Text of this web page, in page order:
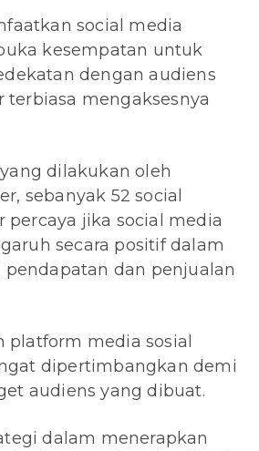
social media
kesempatan untuk
dengan audiens
terbiasa mengaksesnya
dilakukan oleh
sebanyak 52 social
percaya jika social media
secara positif dalam
dan penjualan
platform media sosial
dipertimbangkan demi
audiens yang dibuat.
dalam menerapkan